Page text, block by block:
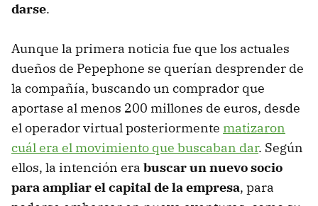
darse.
Aunque la primera noticia fue que los actuales
dueños de Pepephone se querían desprender de
la compañía, buscando un comprador que
aportase al menos 200 millones de euros, desde
el operador virtual posteriormente matizaron
cuál era el movimiento que buscaban dar. Según
ellos, la intención era buscar un nuevo socio
para ampliar el capital de la empresa, para